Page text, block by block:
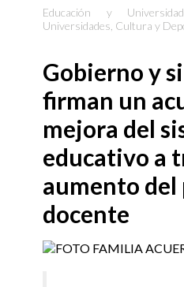
Educación y
Universidades, Cultura y
Gobierno y
firman un
mejora del
educativo a
aumento del
docente